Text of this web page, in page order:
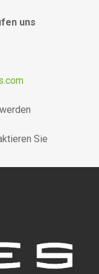
uns
Sie